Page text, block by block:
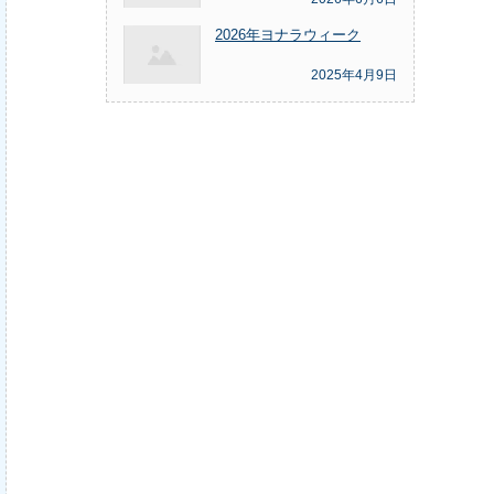
2026年ヨナラウィーク
2025年4月9日